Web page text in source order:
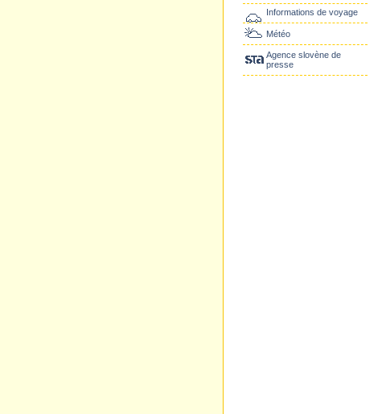
Informations de voyage
Météo
Agence slovène de
presse